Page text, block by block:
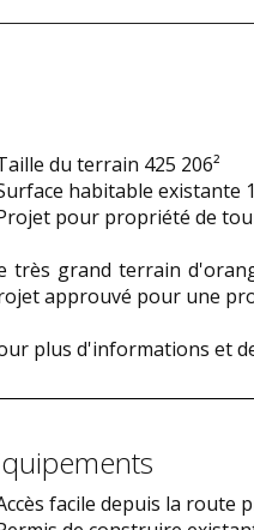
du terrain 425 206²
habitable existante
pour propriété de
très grand terrain
approuvé pour une
plus d'informations et
facile depuis la route